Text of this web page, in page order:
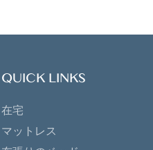
QUICK LINKS
在宅
マットレス